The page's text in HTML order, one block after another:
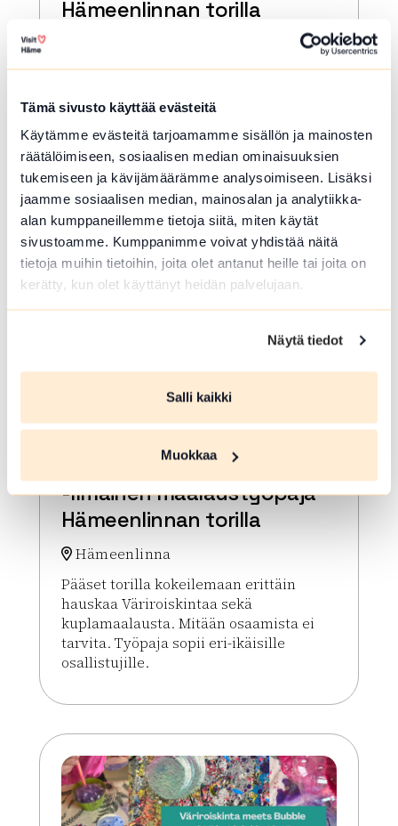
Tämä sivusto käyttää evästeitä
Käytämme evästeitä tarjoamamme sisällön ja mainosten
räätälöimiseen, sosiaalisen median ominaisuuksien
tukemiseen ja kävijämäärämme analysoimiseen. Lisäksi
jaamme sosiaalisen median, mainosalan ja analytiikka-
alan kumppaneillemme tietoja siitä, miten käytät
sivustoamme. Kumppanimme voivat yhdistää näitä
tietoja muihin tietoihin, joita olet antanut heille tai joita on
kerätty, kun olet käyttänyt heidän palvelujaan.
Näytä tiedot
Salli kaikki
Muokkaa
Hämeenlinnan torilla
Pääset torilla kokeilemaan erittäin
kuplamaalausta. Mitään osaamista ei
tarvita. Työpaja sopii eri-ikäisille
osallistujille.
Lue lisää tapahtumasta Väriroiskinta Meets
ELO 10 2026
Väriroiskinta Meets Bubble
-Ilmainen maalaustyöpaja
Hämeenlinnan torilla
Hämeenlinna
Pääset torilla kokeilemaan erittäin
hauskaa Väriroiskintaa sekä
kuplamaalausta. Mitään osaamista ei
tarvita. Työpaja sopii eri-ikäisille
osallistujille.
Lue lisää tapahtumasta Väriroiskinta Meets